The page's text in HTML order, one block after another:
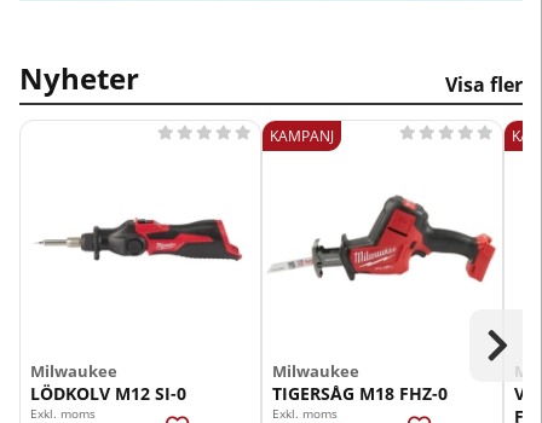
Nyheter Visa fler
Milwaukee
LÖDKOLV M12 SI-0
    
Exkl. moms
KAMPANJ
Milwaukee
TIGERSÅG M18 FHZ-0
    
Exkl. moms